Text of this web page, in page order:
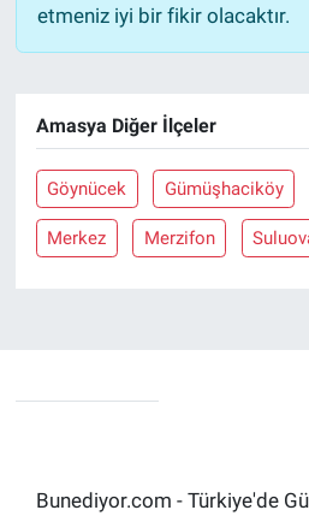
etmeniz iyi bir fikir olacaktır.
Amasya Diğer İlçeler
Göynücek Gümüşhaciköy
Merkez Merzifon
Bunediyor.com - Türkiye'de